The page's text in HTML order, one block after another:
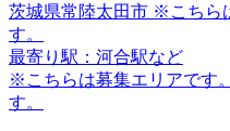
茨城県常陸太田市 ※こちら
す。
最寄り駅：河合駅など
※こちらは募集エリアです
す。